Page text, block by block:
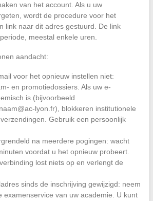
van het account. Als u uw
wordt de procedure voor het
link naar dit adres gestuurd. De link
meestal enkele uren.
aandacht:
voor het opnieuw instellen niet:
en promotiedossiers. Als uw e-
is (bijvoorbeeld
lyon.fr), blokkeren institutionele
Gebruik een persoonlijk
na meerdere pogingen: wacht
voordat u het opnieuw probeert.
lost niets op en verlengt de
sinds de inschrijving gewijzigd: neem
examenservice van uw academie. U kunt